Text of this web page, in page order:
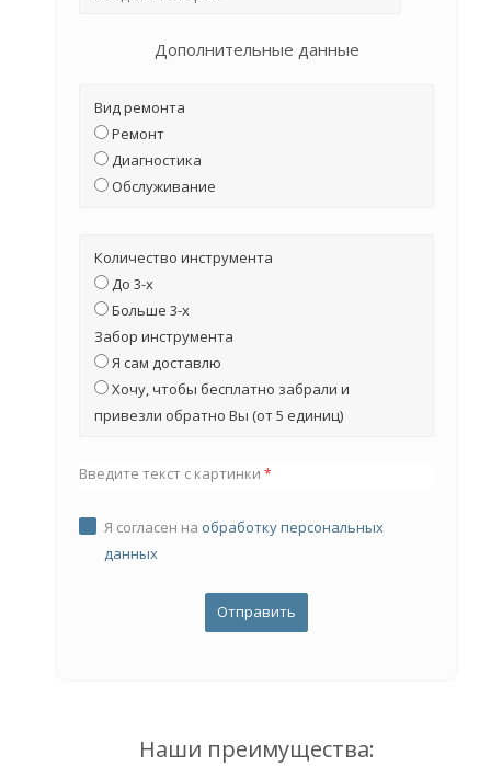
Дополнительные данные
Вид ремонта
Ремонт
Диагностика
Обслуживание
Количество инструмента
До 3-х
Больше 3-х
Забор инструмента
Я сам доставлю
Хочу, чтобы бесплатно забрали и
привезли обратно Вы (от 5 единиц)
Введите текст с картинки *
Я согласен на обработку персональных
данных
Наши преимущества: